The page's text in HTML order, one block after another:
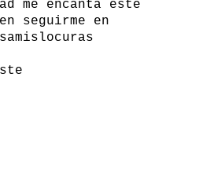
me encanta este
seguirme en